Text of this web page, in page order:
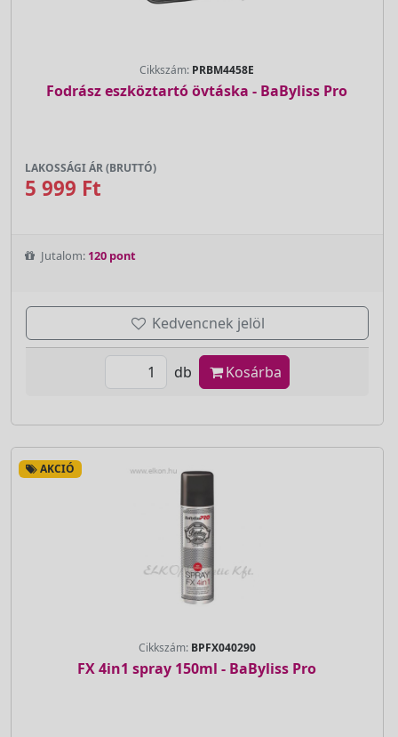
Cikkszám: PRBM4458E
Fodrász eszköztartó övtáska - BaByliss Pro
LAKOSSÁGI ÁR (BRUTTÓ)
5 999 Ft
Jutalom: 120 pont
Kedvencnek jelöl
db Kosárba
AKCIÓ
Cikkszám: BPFX040290
FX 4in1 spray 150ml - BaByliss Pro